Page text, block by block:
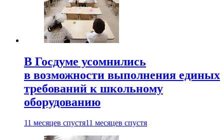
В Госдуме усомнились
в возможности выполнения единых
требований к школьному
оборудованию
11 месяцев спустя11 месяцев спустя